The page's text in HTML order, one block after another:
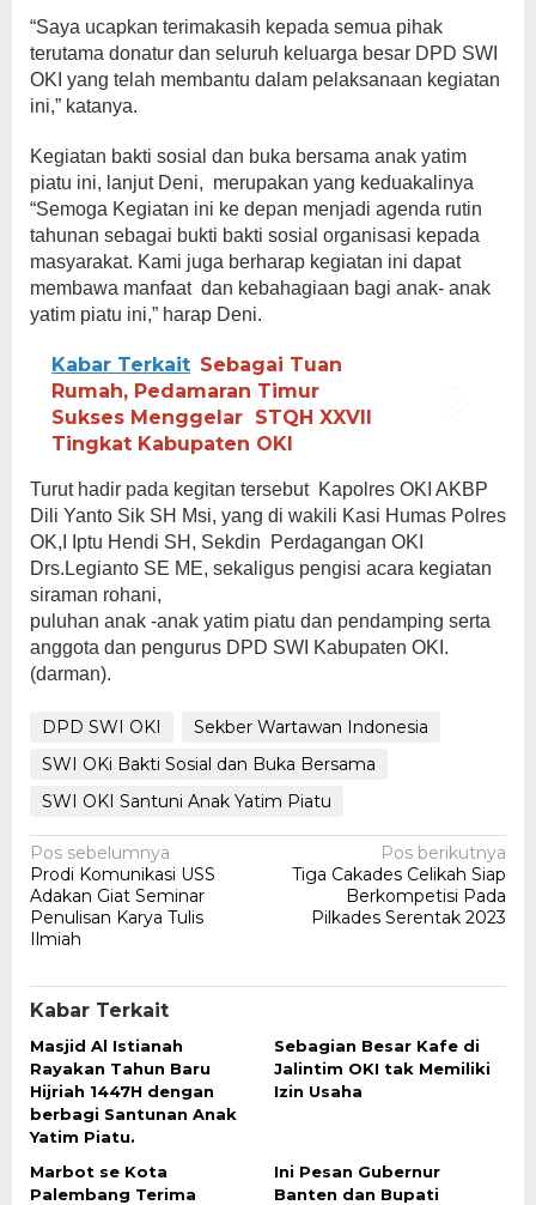
“Saya ucapkan terimakasih kepada semua pihak
terutama donatur dan seluruh keluarga besar DPD SWI
OKI yang telah membantu dalam pelaksanaan kegiatan
ini,” katanya.
Kegiatan bakti sosial dan buka bersama anak yatim
piatu ini, lanjut Deni, merupakan yang keduakalinya
“Semoga Kegiatan ini ke depan menjadi agenda rutin
tahunan sebagai bukti bakti sosial organisasi kepada
masyarakat. Kami juga berharap kegiatan ini dapat
membawa manfaat dan kebahagiaan bagi anak- anak
yatim piatu ini,” harap Deni.
Kabar Terkait Sebagai Tuan
Rumah, Pedamaran Timur
Sukses Menggelar STQH XXVII
Tingkat Kabupaten OKI
Turut hadir pada kegitan tersebut Kapolres OKI AKBP
Dili Yanto Sik SH Msi, yang di wakili Kasi Humas Polres
OK,I Iptu Hendi SH, Sekdin Perdagangan OKI
Drs.Legianto SE ME, sekaligus pengisi acara kegiatan
siraman rohani,
puluhan anak -anak yatim piatu dan pendamping serta
anggota dan pengurus DPD SWI Kabupaten OKI.
(darman).
DPD SWI OKI
Sekber Wartawan Indonesia
SWI OKi Bakti Sosial dan Buka Bersama
SWI OKI Santuni Anak Yatim Piatu
Navigasi
pos
Pos sebelumnya
Prodi Komunikasi USS
Adakan Giat Seminar
Penulisan Karya Tulis
Ilmiah
Pos berikutnya
Tiga Cakades Celikah Siap
Berkompetisi Pada
Pilkades Serentak 2023
Kabar Terkait
Masjid Al Istianah
Rayakan Tahun Baru
Hijriah 1447H dengan
berbagi Santunan Anak
Yatim Piatu.
Sebagian Besar Kafe di
Jalintim OKI tak Memiliki
Izin Usaha
Marbot se Kota
Palembang Terima
Ini Pesan Gubernur
Banten dan Bupati